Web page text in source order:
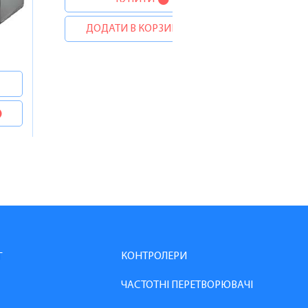
ДОДАТИ В КОРЗИНУ
КОНТРОЛЕРИ
ЧАСТОТНІ ПЕРЕТВОРЮВАЧІ